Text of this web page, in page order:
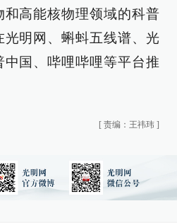
高能核物理领域的科普
明网、蝌蚪五线谱、光
国、哔哩哔哩等平台推
[ 责编：王祎玮 ]